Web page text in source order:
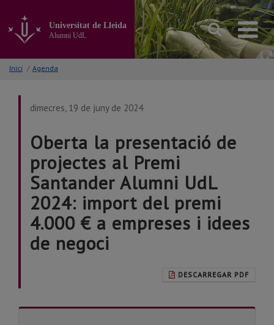
contingut
principal
Universitat de Lleida
Alumni UdL
Inici / Agenda
dimecres, 19 de juny de 2024
Oberta la presentació de
projectes al Premi
Santander Alumni UdL
2024: import del premi
4.000 € a empreses i idees
de negoci
DESCARREGAR PDF